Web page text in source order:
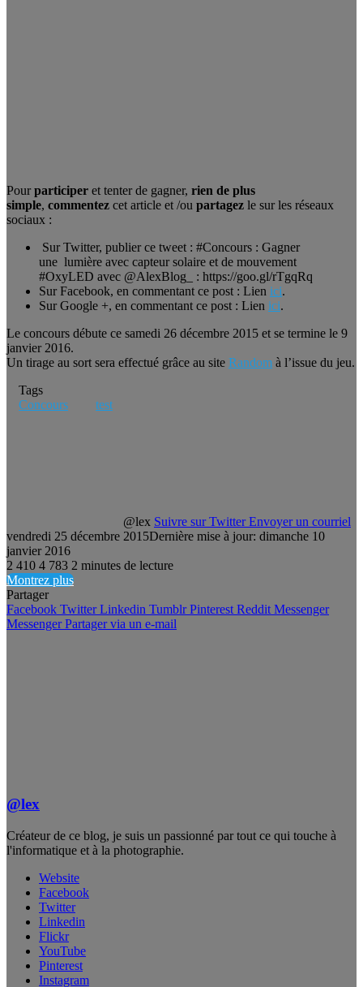
Pourparticiper et tenter de gagner, rien de plus
simple, commentez cet article et /ou partagez le sur les réseaux
sociaux :
Sur Twitter, publier ce tweet : #Concours : Gagner
une lumière avec capteur solaire et de mouvement
#OxyLED avec @AlexBlog_ : https://goo.gl/rTgqRq
Sur Facebook, en commentant ce post : Lien ici.
Sur Google +, en commentant ce post : Lien ici.
Le concours débute ce samedi 26 décembre 2015 et se termine le 9
janvier 2016.
Un tirage au sort sera effectué grâce au site Random à l’issue du jeu.
Tags
Concours
test
@lex Suivre sur Twitter Envoyer un courriel
vendredi 25 décembre 2015Dernière mise à jour: dimanche 10
janvier 2016
2 410 4 783 2 minutes de lecture
Montrez plus
Partager
Facebook Twitter Linkedin Tumblr Pinterest Reddit Messenger
Messenger Partager via un e-mail
@lex
Créateur de ce blog, je suis un passionné par tout ce qui touche à
l'informatique et à la photographie.
Website
Facebook
Twitter
Linkedin
Flickr
YouTube
Pinterest
Instagram